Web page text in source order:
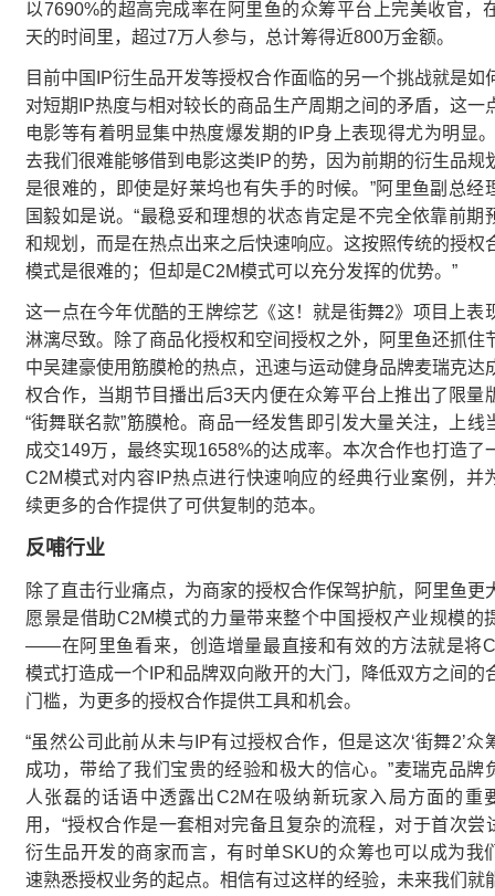
以7690%的超高完成率在阿里鱼的众筹平台上完美收官，
天的时间里，超过7万人参与，总计筹得近800万金额。
目前中国IP衍生品开发等授权合作面临的另一个挑战就是如
对短期IP热度与相对较长的商品生产周期之间的矛盾，这一
电影等有着明显集中热度爆发期的IP身上表现得尤为明显
去我们很难能够借到电影这类IP的势，因为前期的衍生品规
是很难的，即使是好莱坞也有失手的时候。”阿里鱼副总经
国毅如是说。“最稳妥和理想的状态肯定是不完全依靠前期
和规划，而是在热点出来之后快速响应。这按照传统的授权
模式是很难的；但却是C2M模式可以充分发挥的优势。”
这一点在今年优酷的王牌综艺《这！就是街舞2》项目上表
淋漓尽致。除了商品化授权和空间授权之外，阿里鱼还抓住
中吴建豪使用筋膜枪的热点，迅速与运动健身品牌麦瑞克达
权合作，当期节目播出后3天内便在众筹平台上推出了限量
“街舞联名款”筋膜枪。商品一经发售即引发大量关注，上线
成交149万，最终实现1658%的达成率。本次合作也打造了
C2M模式对内容IP热点进行快速响应的经典行业案例，并
续更多的合作提供了可供复制的范本。
反哺行业
除了直击行业痛点，为商家的授权合作保驾护航，阿里鱼更
愿景是借助C2M模式的力量带来整个中国授权产业规模的
——在阿里鱼看来，创造增量最直接和有效的方法就是将
模式打造成一个IP和品牌双向敞开的大门，降低双方之间的
门槛，为更多的授权合作提供工具和机会。
“虽然公司此前从未与IP有过授权合作，但是这次‘街舞2’众
成功，带给了我们宝贵的经验和极大的信心。”麦瑞克品牌
人张磊的话语中透露出C2M在吸纳新玩家入局方面的重
用，“授权合作是一套相对完备且复杂的流程，对于首次尝
衍生品开发的商家而言，有时单SKU的众筹也可以成为我
速熟悉授权业务的起点。相信有过这样的经验，未来我们就